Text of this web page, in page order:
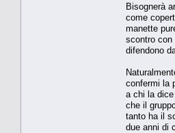
Bisognerà
come
manette
scontro con
difendono
confermi la
a chi la
che il
tanto ha il
due anni di